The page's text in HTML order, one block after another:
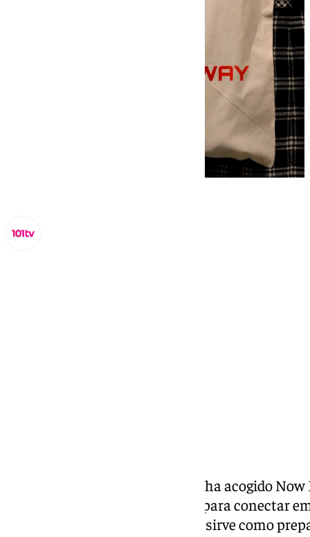
El Polo de Contenidos Digitales ha acogido
encuentro innovador diseñado para conectar
empresas consolidadas. La cita sirve como